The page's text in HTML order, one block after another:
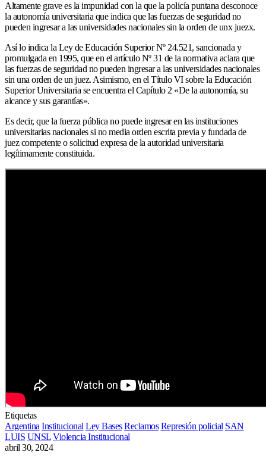
Altamente grave es la impunidad con la que la policía puntana desconoce
la autonomía universitaria que indica que las fuerzas de seguridad no
pueden ingresar a las universidades nacionales sin la orden de unx juezx.
Así lo indica la Ley de Educación Superior Nº 24.521, sancionada y
promulgada en 1995, que en el artículo Nº 31 de la normativa aclara que
las fuerzas de seguridad no pueden ingresar a las universidades nacionales
sin una orden de un juez. Asimismo, en el Título VI sobre la Educación
Superior Universitaria se encuentra el Capítulo 2 «De la autonomía, su
alcance y sus garantías».
Es decir, que la fuerza pública no puede ingresar en las instituciones
universitarias nacionales si no media orden escrita previa y fundada de
juez competente o solicitud expresa de la autoridad universitaria
legítimamente constituida.
Etiquetas
Argentina Institucional Ley Bases Reclamos Represión policial SAN
LUIS UNSL Violencia Institucional
abril 30, 2024